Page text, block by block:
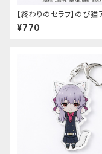
【終わりのセラフ】のび猫
ルキーホルダー（百夜優一
¥770